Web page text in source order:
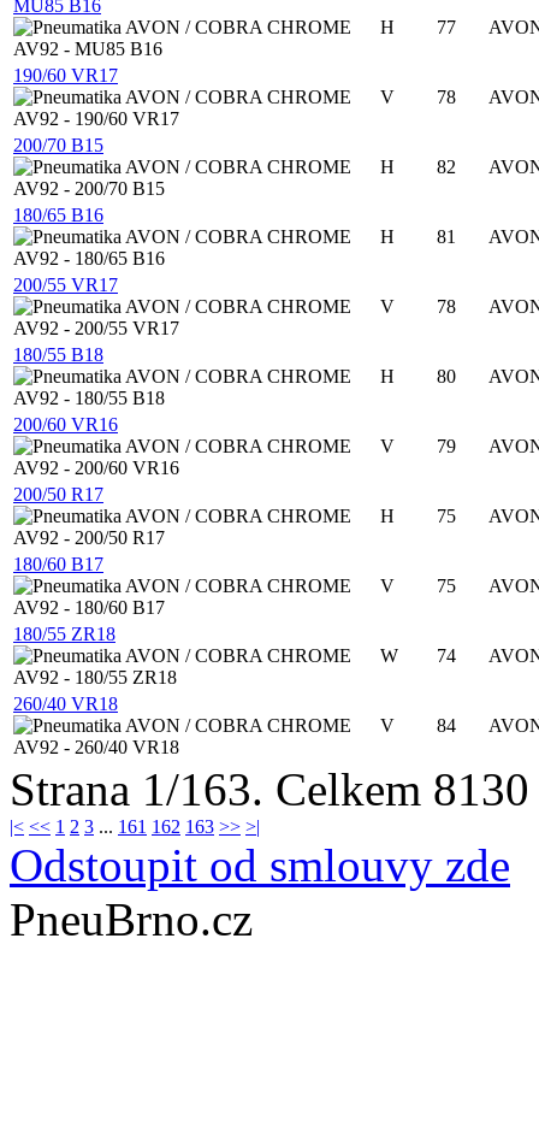
MU85 B16
H
77
190/60 VR17
V
78
200/70 B15
H
82
180/65 B16
H
81
200/55 VR17
V
78
180/55 B18
H
80
200/60 VR16
V
79
200/50 R17
H
75
180/60 B17
V
75
180/55 ZR18
W
74
260/40 VR18
V
84
Strana 1/163. Celkem
|< << 1 2 3 ... 161 162 163 >> >|
Odstoupit od smlouvy zde
PneuBrno.cz